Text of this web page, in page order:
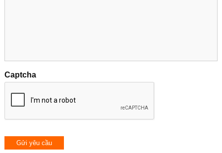
Captcha